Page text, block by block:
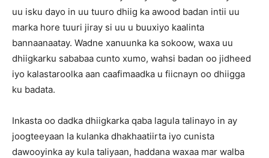
uu isku dayo in uu tuuro dhiig ka awood badan intii uu
marka hore tuuri jiray si uu u buuxiyo kaalinta
bannaanaatay. Wadne xanuunka ka sokoow, waxa uu
dhiigkarku sababaa cunto xumo, wahsi badan oo jidheed
iyo kalastaroolka aan caafimaadka u fiicnayn oo dhiigga
ku badata.
Inkasta oo dadka dhiigkarka qaba lagula talinayo in ay
joogteeyaan la kulanka dhakhaatiirta iyo cunista
dawooyinka ay kula taliyaan, haddana waxaa mar walba